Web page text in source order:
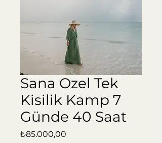
Sana Ozel Tek
Kisilik Kamp 7
Günde 40 Saat
₺85.000,00